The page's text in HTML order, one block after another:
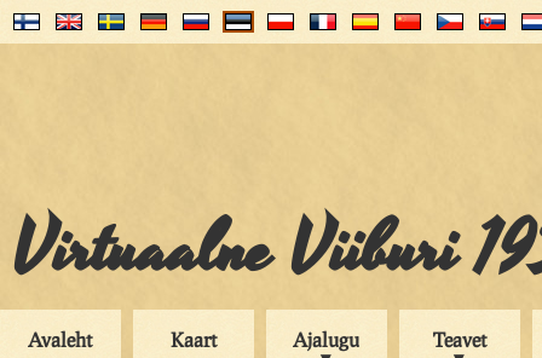
Virtuaalne Viiburi
Avaleht Kaart Ajalugu Teavet